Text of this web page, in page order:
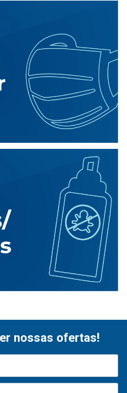
nossas ofertas!